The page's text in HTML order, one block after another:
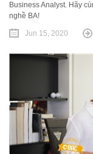
Business Analyst. Hãy
nghề BA!
Jun 15, 2020